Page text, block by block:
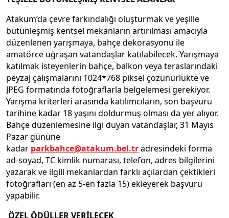
Atakum’da çevre farkındalığı oluşturmak ve yeşille
bütünleşmiş kentsel mekanların artırılması amacıyla
düzenlenen yarışmaya, bahçe dekorasyonu ile
amatörce uğraşan vatandaşlar katılabilecek. Yarışmaya
katılmak isteyenlerin bahçe, balkon veya teraslarındaki
peyzaj çalışmalarını 1024*768 piksel çözünürlükte ve
JPEG formatında fotoğraflarla belgelemesi gerekiyor.
Yarışma kriterleri arasında katılımcıların, son başvuru
tarihine kadar 18 yaşını doldurmuş olması da yer alıyor.
Bahçe düzenlemesine ilgi duyan vatandaşlar, 31 Mayıs
Pazar gününe
kadar parkbahce@atakum.bel.tradresindeki forma
ad-soyad, TC kimlik numarası, telefon, adres bilgilerini
yazarak ve ilgili mekanlardan farklı açılardan çektikleri
fotoğrafları (en az 5-en fazla 15) ekleyerek başvuru
yapabilir.
ÖZEL ÖDÜLLER VERİLECEK